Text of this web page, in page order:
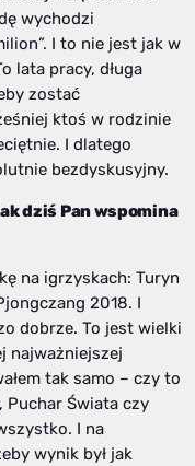
wychodzi
I to nie jest jak w
lata pracy, długa
zostać
ktoś w rodzinie
I dlatego
bezdyskusyjny.
dziś Pan wspomina
na igrzyskach: Turyn
2018. I
dobrze. To jest wielki
najważniejszej
tak samo – czy to
Puchar Świata czy
I na
wynik był jak